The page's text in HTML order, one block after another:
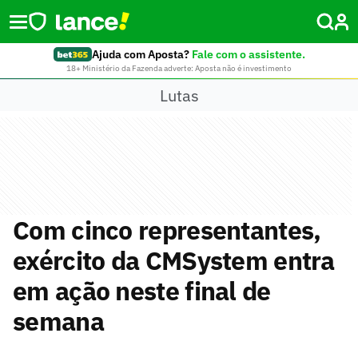
Ajuda com Aposta? Fale com o assistente.
18+ Ministério da Fazenda adverte: Aposta não é investimento
Lutas
Com cinco representantes,
exército da CMSystem entra
em ação neste final de
semana